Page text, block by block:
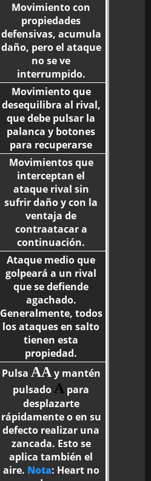
Movimiento con
propiedades
defensivas, acumula
daño, pero el ataque
no se ve
interrumpido.
Movimiento que
desequilibra al rival,
que debe pulsar la
palanca y botones
para recuperarse
Movimientos que
interceptan el
ataque rival sin
sufrir daño y con la
ventaja de
contraatacar a
continuación.
Ataque medio que
golpeará a un rival
que se defiende
agachado.
Generalmente, todos
los ataques en salto
tienen esta
propiedad.
Pulsa AAy mantén
pulsado A para
desplazarte
rápidamente o en su
defecto realizar una
zancada. Esto se
aplica también el
aire. Nota: Heart no